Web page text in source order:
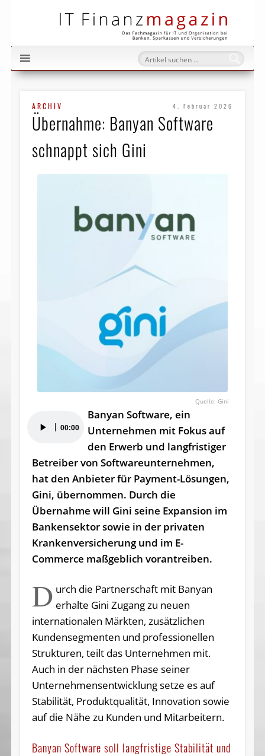
ARCHIV 4. Februar 2026
Übernahme: Banyan Software
schnappt sich Gini
Gini
Player 00:00
Banyan Software, ein
Unternehmen mit Fokus auf
den Erwerb und langfristiger
Betreiber von Softwareunternehmen,
hat den Anbieter für Payment-Lösungen,
Gini, übernommen. Durch die
Übernahme will Gini seine Expansion im
Bankensektor sowie in der privaten
Krankenversicherung und im E-
Commerce maßgeblich vorantreiben.
D urch die Partnerschaft mit Banyan
erhalte Gini Zugang zu neuen
internationalen Märkten, zusätzlichen
Kundensegmenten und professionellen
Strukturen, teilt das Unternehmen mit.
Auch in der nächsten Phase seiner
Unternehmensentwicklung setze es auf
Stabilität, Produktqualität, Innovation sowie
auf die Nähe zu Kunden und Mitarbeitern.
Banyan Software soll langfristige Stabilität und